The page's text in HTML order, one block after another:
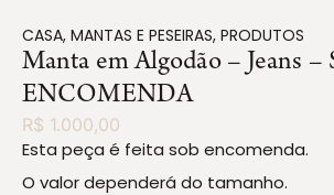
CASA, MANTAS E PESEIRAS, PRODUTOS
Manta em Algodão – Jeans –
ENCOMENDA
R$ 1.000,00
Esta peça é feita sob encomenda.
O valor dependerá do tamanho.